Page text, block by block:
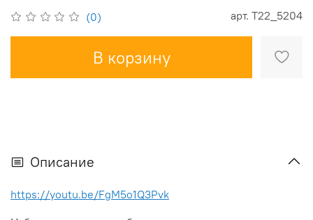
(0) арт. Т22_5204
В корзину
Описание
https://youtu.be/FgM5o1Q3Pvk